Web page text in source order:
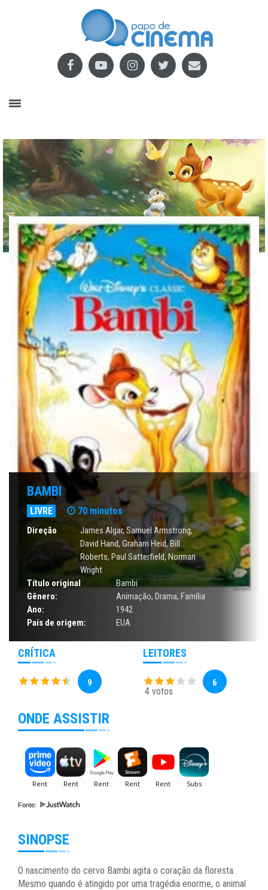
BAMBI
LIVRE 70 minutos
Direção
James Algar, Samuel Armstrong,
David Hand, Graham Heid, Bill
Roberts, Paul Satterfield, Norman
Wright
Título original
Bambi
Gênero:
Animação, Drama, Família
Ano:
1942
País de origem:
EUA
CRÍTICA
9
LEITORES
4 votos
6
ONDE ASSISTIR
Fonte:
SINOPSE
O nascimento do cervo Bambi agita o coração da floresta.
Mesmo quando é atingido por uma tragédia enorme, o animal